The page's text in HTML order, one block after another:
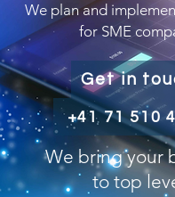
We plan and
for SME
Get in
+41 71 510
We bring your
to top